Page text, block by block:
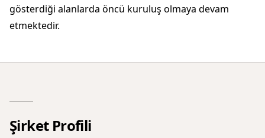
gösterdiği alanlarda öncü kuruluş olmaya devam
etmektedir.
Şirket Profili